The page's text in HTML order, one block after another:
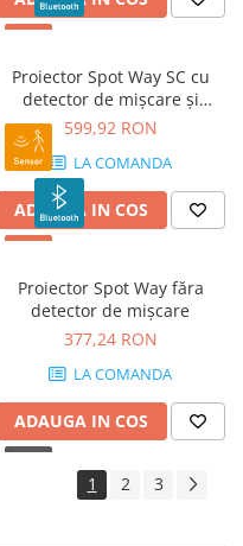
Proiector Spot Way SC cu
detector de mișcare și
Bluetooth
599,92 RON
LA COMANDA
ADAUGA IN COS
Proiector Spot Way făra
detector de mișcare
377,24 RON
LA COMANDA
ADAUGA IN COS
1 2 3